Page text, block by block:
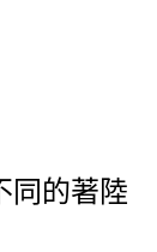
同的著陸